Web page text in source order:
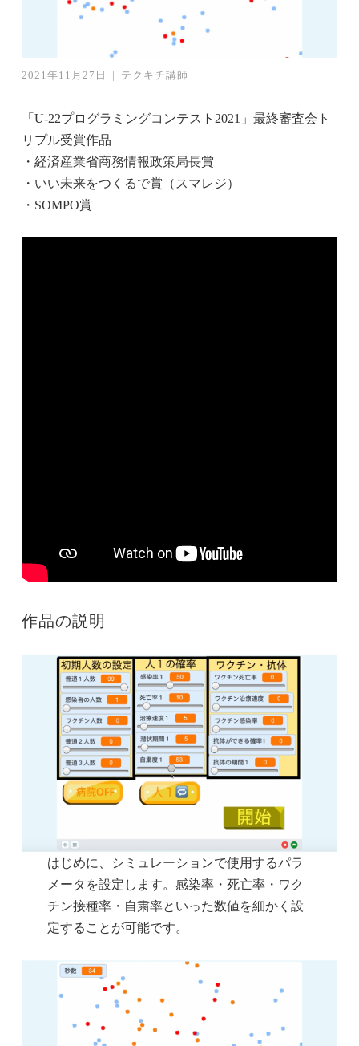
2021年11月27日 | テクキチ講師
「U-22プログラミングコンテスト2021」最終審査会ト
リプル受賞作品
・経済産業省商務情報政策局長賞
・いい未来をつくるで賞（スマレジ）
・SOMPO賞
作品の説明
はじめに、シミュレーションで使用するパラ
メータを設定します。感染率・死亡率・ワク
チン接種率・自粛率といった数値を細かく設
定することが可能です。